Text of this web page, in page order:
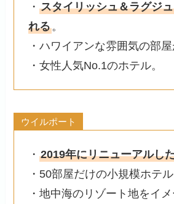
・ スタイリッシュ＆ラグジ
れる。
・ハワイアンな雰囲気の部屋
・女性人気No.1のホテル。
ウイルポート
・ 2019年にリニューアルし
・50部屋だけの小規模ホテル
・地中海のリゾート地をイ